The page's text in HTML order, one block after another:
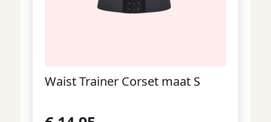
Waist Trainer Corset maat S